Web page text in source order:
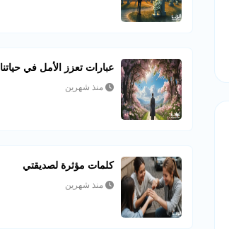
عبارات تعزز الأمل في حياتنا
منذ شهرين
كلمات مؤثرة لصديقتي
منذ شهرين